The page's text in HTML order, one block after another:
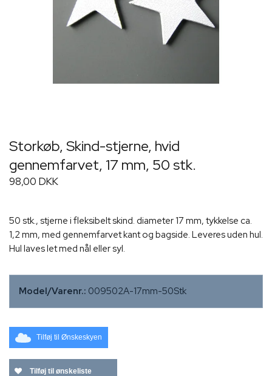
Storkøb, Skind-stjerne, hvid
gennemfarvet, 17 mm, 50 stk.
98,00 DKK
50 stk., stjerne i fleksibelt skind. diameter 17 mm, tykkelse ca.
1,2 mm, med gennemfarvet kant og bagside. Leveres uden hul.
Hul laves let med nål eller syl.
Model/Varenr.: 009502A-17mm-50Stk
Tilføj til Ønskeskyen
Tilføj til ønskeliste